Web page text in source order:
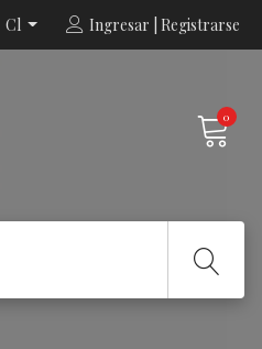
Cl Ingresar | Registrarse
0